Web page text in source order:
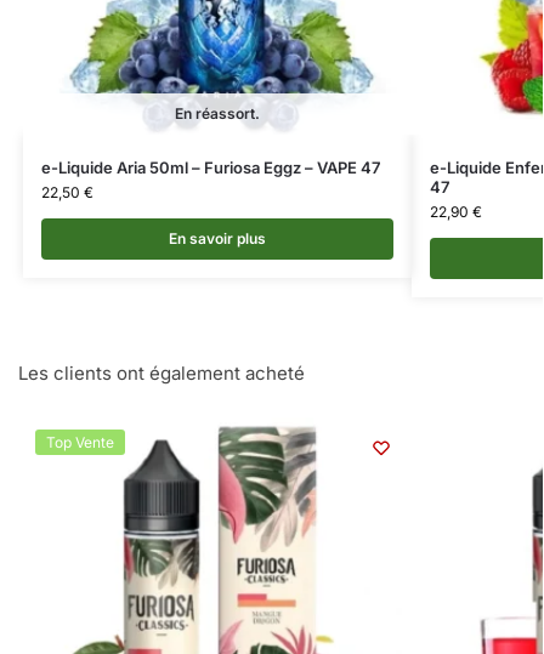
En réassort.
e-Liquide Aria 50ml – Furiosa Eggz – VAPE 47
22,50 €
En savoir plus
e-Liquide
47
22,90 €
Les clients ont également acheté
Top Vente